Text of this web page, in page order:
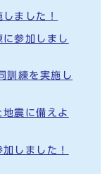
ました！
に参加しまし
訓練を実施し
地震に備えよ
しました！